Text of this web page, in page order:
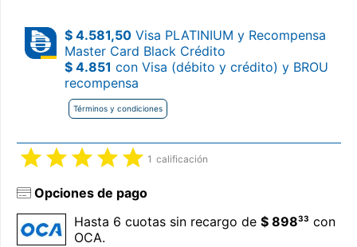
$ 4.581,50 Visa PLATINIUM y Recompensa
Master Card Black Crédito
$ 4.851 con Visa (débito y crédito) y BROU
recompensa
Términos y condiciones
1 calificación
Opciones de pago
Hasta 6 cuotas sin recargo de $ 89833 con
OCA.